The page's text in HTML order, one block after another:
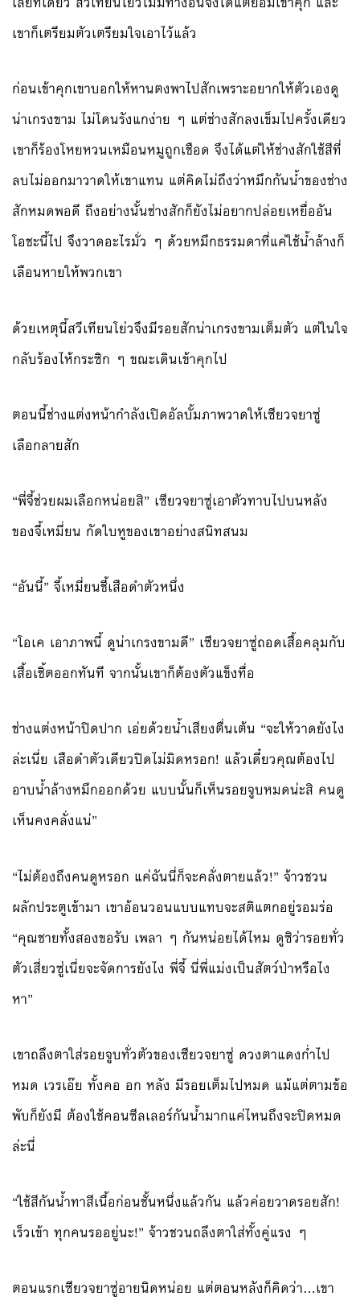
เขาก็เตรียมตัวเตรียมใจเอาไว้แล้ว
ก่อนเข้าคุกเขาบอกให้หานตงพาไปสักเพราะอยากให้ตัวเองดู
น่าเกรงขาม ไม่โดนรังแกง่าย ๆ แต่ช่างสักลงเข็มไปครั้งเดียว
เขาก็ร้องโหยหวนเหมือนหมูถูกเชือด จึงได้แต่ให้ช่างสักใช้สีที่
ลบไม่ออกมาวาดให้เขาแทน แต่คิดไม่ถึงว่าหมึกกันน้ำของช่าง
สักหมดพอดี ถึงอย่างนั้นช่างสักก็ยังไม่อยากปล่อยเหยื่ออัน
โอชะนี้ไป จึงวาดอะไรมั่ว ๆ ด้วยหมึกธรรมดาที่แค่ใช้น้ำล้างก็
เลือนหายให้พวกเขา
ด้วยเหตุนี้สวีเทียนโย่วจึงมีรอยสักน่าเกรงขามเต็มตัว แต่ในใจ
กลับร้องไห้กระซิก ๆ ขณะเดินเข้าคุกไป
ตอนนี้ช่างแต่งหน้ากำลังเปิดอัลบั้มภาพวาดให้เซียวจยาซู่
เลือกลายสัก
“พี่จี้ช่วยผมเลือกหน่อยสิ” เซียวจยาซู่เอาตัวทาบไปบนหลัง
ของจี้เหมี่ยน กัดใบหูของเขาอย่างสนิทสนม
“อันนี้” จี้เหมี่ยนชี้เสือดำตัวหนึ่ง
“โอเค เอาภาพนี้ ดูน่าเกรงขามดี” เซียวจยาซู่ถอดเสื้อคลุมกับ
เสื้อเชิ้ตออกทันที จากนั้นเขาก็ต้องตัวแข็งทื่อ
ช่างแต่งหน้าปิดปาก เอ่ยด้วยน้ำเสียงตื่นเต้น “จะให้วาดยังไง
ล่ะเนี่ย เสือดำตัวเดียวปิดไม่มิดหรอก! แล้วเดี๋ยวคุณต้องไป
อาบน้ำล้างหมึกออกด้วย แบบนั้นก็เห็นรอยจูบหมดน่ะสิ คนดู
เห็นคงคลั่งแน่”
“ไม่ต้องถึงคนดูหรอก แค่ฉันนี่ก็จะคลั่งตายแล้ว!” จ้าวชวน
ผลักประตูเข้ามา เขาอ้อนวอนแบบแทบจะสติแตกอยู่รอมร่อ
“คุณชายทั้งสองขอรับ เพลา ๆ กันหน่อยได้ไหม ดูซิว่ารอยทั่ว
ตัวเสี่ยวซู่เนี่ยจะจัดการยังไง พี่จี้ นี่พี่แม่งเป็นสัตว์ป่าหรือไง
หา”
เขาถลึงตาใส่รอยจูบทั่วตัวของเซียวจยาซู่ ดวงตาแดงก่ำไป
หมด เวรเอ๊ย ทั้งคอ อก หลัง มีรอยเต็มไปหมด แม้แต่ตามข้อ
พับก็ยังมี ต้องใช้คอนซีลเลอร์กันน้ำมากแค่ไหนถึงจะปิดหมด
ล่ะนี่
“ใช้สีกันน้ำทาสีเนื้อก่อนชั้นหนึ่งแล้วกัน แล้วค่อยวาดรอยสัก!
เร็วเข้า ทุกคนรออยู่นะ!” จ้าวชวนถลึงตาใส่ทั้งคู่แรง ๆ
ตอนแรกเซียวจยาซู่อายนิดหน่อย แต่ตอนหลังก็คิดว่า…เขา